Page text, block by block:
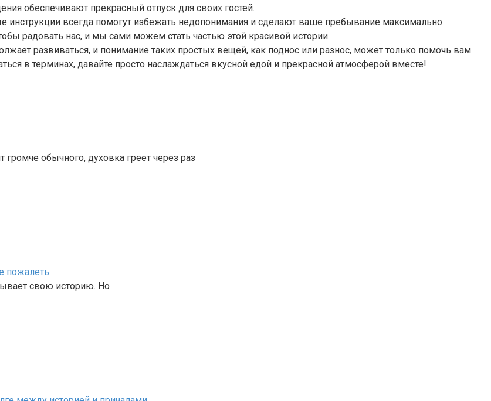
обеспечивают прекрасный отпуск для своих гостей.
инструкции всегда помогут избежать недопонимания и сделают ваше пребывание максимально
радовать нас, и мы сами можем стать частью этой красивой истории.
развиваться, и понимание таких простых вещей, как поднос или разнос, может только помочь вам
в терминах, давайте просто наслаждаться вкусной едой и прекрасной атмосферой вместе!
обычного, духовка греет через раз
пожалеть
свою историю. Но